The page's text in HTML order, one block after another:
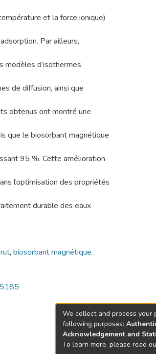
et la force ionique)
Par ailleurs,
modèles d’isothermes
de diffusion, ainsi que
obtenus ont montré une
que le biosorbant magnétique
95 %. Cette amélioration
l’optimisation des propriétés
durable des eaux
, biosorbant magnétique.
We collect and process your
following purposes:
Acknowledgement and
To learn more, please read